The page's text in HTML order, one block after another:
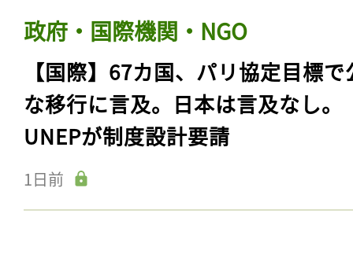
政府・国際機関・NGO
【国際】67カ国、パリ協定目標で
な移行に言及。日本は言及なし。
UNEPが制度設計要請
1日前